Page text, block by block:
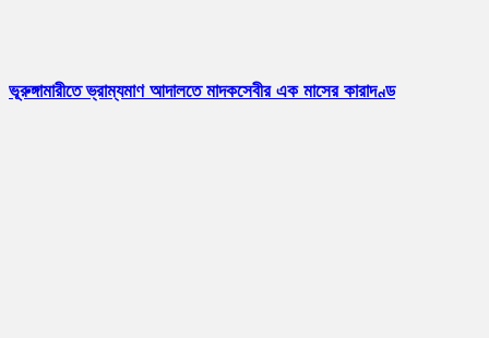
ভূরুঙ্গামারীতে ভ্রাম্যমাণ আদালতে মাদকসেবীর এক মাসের কারাদণ্ড